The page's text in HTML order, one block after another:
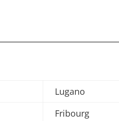
Lugano
Fribourg